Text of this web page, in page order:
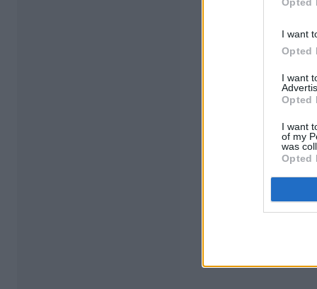
I want
Opted
I want
Opted
I want
of my
was
Opted